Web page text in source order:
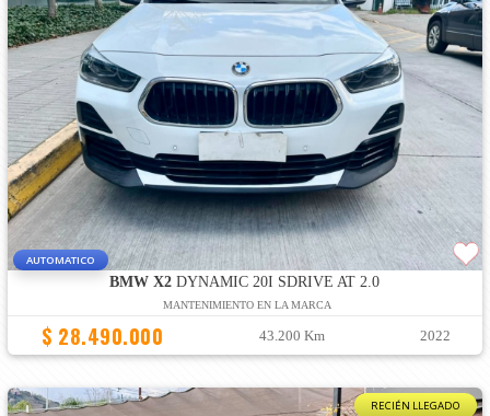
AUTOMATICO
BMW X2 DYNAMIC 20I SDRIVE AT 2.0
MANTENIMIENTO EN LA MARCA
$ 28.490.000 43.200 Km 2022
RECIÉN LLEGADO